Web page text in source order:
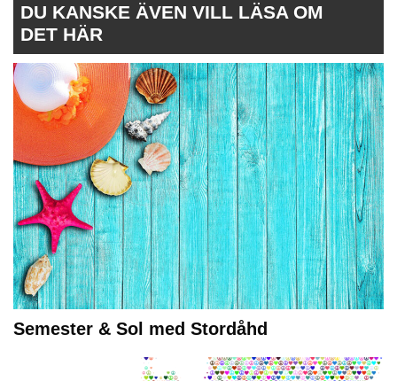
DU KANSKE ÄVEN VILL LÄSA OM
DET HÄR
Semester & Sol med Stordåhd